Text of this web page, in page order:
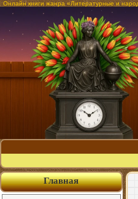
Онлайн книги жанра «Литературные и
Главная